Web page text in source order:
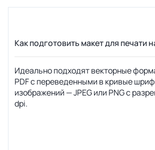
Как подготовить макет для печати
Идеально подходят векторные
PDF с переведенными в кривые
изображений — JPEG или PNG с
dpi.